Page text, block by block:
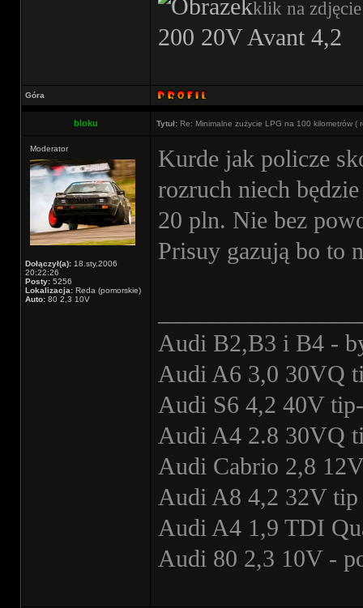
klik na zdjęcie
200 20V Avant 4,2
Góra
bloku Tytuł: Re: Minimalne zużycie LPG na 100 kilometrów (
Moderator
Dołączył(a): 18.sty.2006
20:22:26
Posty: 5256
Lokalizacja: Reda (pomorskie)
Auto: 80 2,3 10V
Kurde jak policze
rozruch niech
20 pln. Nie bez
Prisuy gazują bo to
Audi B2,B3 i B4 -
Audi A6 3,0 30VQ
Audi S6 4,2 40V
Audi A4 2.8 30VQ
Audi Cabrio 2,8
Audi A8 4,2 32V tip
Audi A4 1,9 TDI
Audi 80 2,3 10V -